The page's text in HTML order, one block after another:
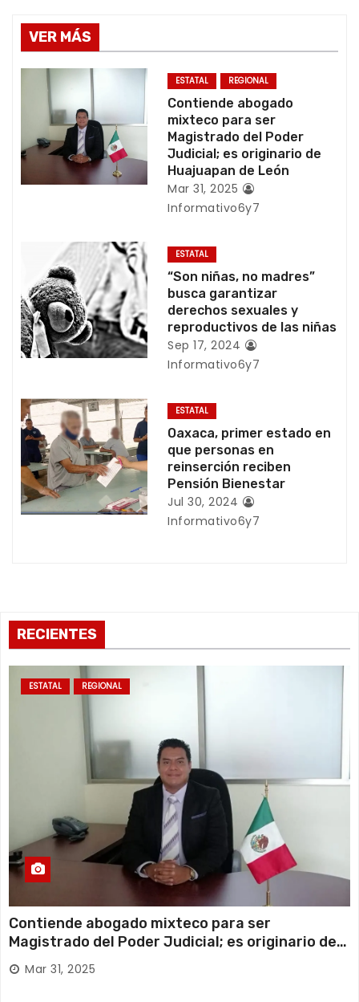
g
a
ó
n
e
n
t
r
a
d
a
VER MÁS
ESTATAL REGIONAL
Contiende abogado
mixteco para ser
Magistrado del Poder
Judicial; es originario de
Huajuapan de León
Mar 31, 2025
Informativo6y7
ESTATAL
“Son niñas, no madres”
busca garantizar
derechos sexuales y
reproductivos de las niñas
Sep 17, 2024
Informativo6y7
ESTATAL
Oaxaca, primer estado en
que personas en
reinserción reciben
Pensión Bienestar
Jul 30, 2024
Informativo6y7
RECIENTES
ESTATAL REGIONAL
Contiende abogado mixteco para ser
Magistrado del Poder Judicial; es originario de
Huajuapan de León
Mar 31, 2025